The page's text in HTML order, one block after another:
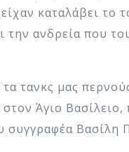
καταλάβει το
ανδρεία που
τανκς μας
Άγιο
Βασίλη